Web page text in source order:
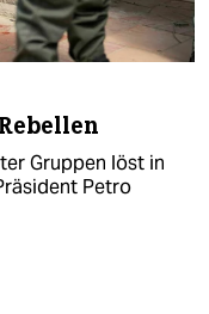
Gruppen löst in
Petro